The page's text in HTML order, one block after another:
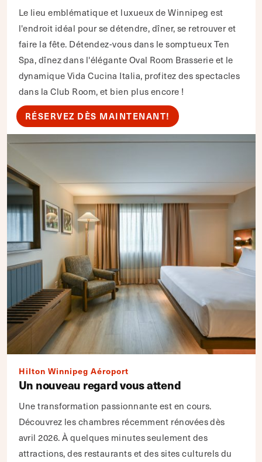
Le lieu emblématique et luxueux de Winnipeg est
l'endroit idéal pour se détendre, dîner, se retrouver et
faire la fête. Détendez-vous dans le somptueux Ten
Spa, dînez dans l'élégante Oval Room Brasserie et le
dynamique Vida Cucina Italia, profitez des spectacles
dans la Club Room, et bien plus encore !
RÉSERVEZ DÈS MAINTENANT!
Hilton Winnipeg Aéroport
Un nouveau regard vous attend
Une transformation passionnante est en cours.
Découvrez les chambres récemment rénovées dès
avril 2026. À quelques minutes seulement des
attractions, des restaurants et des sites culturels du